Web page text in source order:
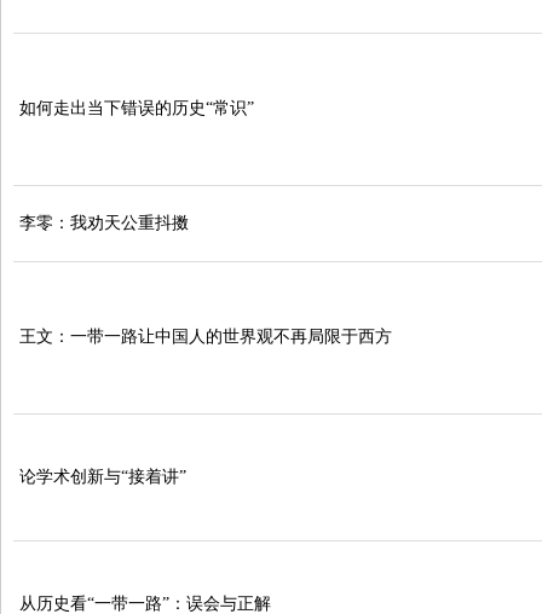
如何走出当下错误的历史“常识”
李零：我劝天公重抖擞
王文：一带一路让中国人的世界观不再局限于西方
论学术创新与“接着讲”
从历史看“一带一路”：误会与正解